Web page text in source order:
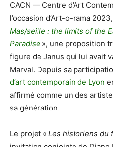
CACN — Centre d’Art
l’occasion d’Art-o-rama
Mas/seille : the limits of the
Paradise », une proposition
figure de Janus qui lui avait
Marval. Depuis sa
d’art contemporain de Lyon
affirmé comme un des
sa génération.
Le projet « Les historiens du